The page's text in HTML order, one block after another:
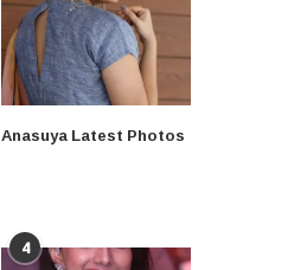
Anasuya Latest Photos
4